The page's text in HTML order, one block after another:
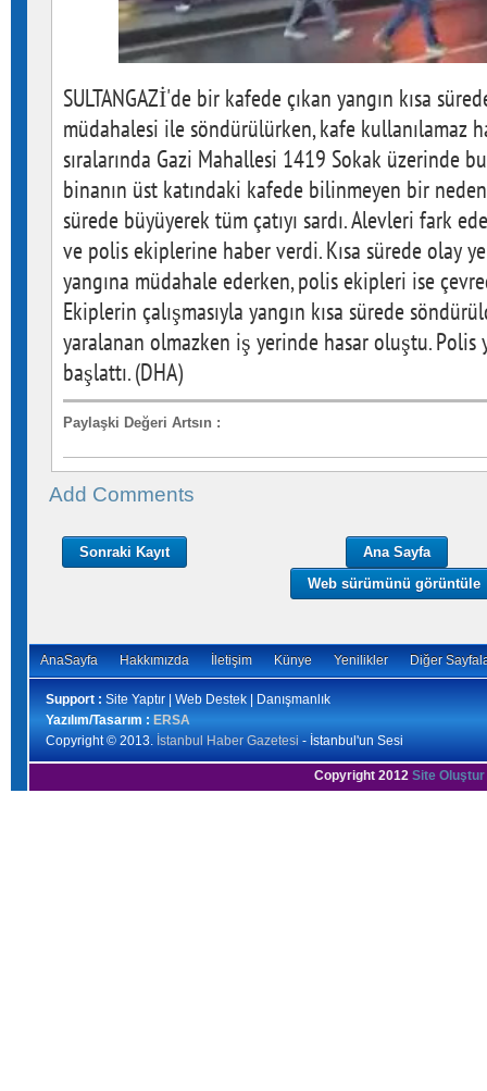
SULTANGAZİ'de bir kafede çıkan yangın kısa
müdahalesi ile söndürülürken, kafe kullanılamaz
sıralarında Gazi Mahallesi 1419 Sokak üzerinde
binanın üst katındaki kafede bilinmeyen bir
sürede büyüyerek tüm çatıyı sardı. Alevleri fark
ve polis ekiplerine haber verdi. Kısa sürede olay
yangına müdahale ederken, polis ekipleri ise
Ekiplerin çalışmasıyla yangın kısa sürede
yaralanan olmazken iş yerinde hasar oluştu.
başlattı. (DHA)
Paylaşki Değeri Artsın :
Add Comments
Sonraki Kayıt
Ana Sayfa
Web sürümünü görüntüle
AnaSayfa Hakkımızda İletişim Künye Yenilikler Diğer
Support : Site Yaptır | Web Destek | Danışmanlık
Yazılım/Tasarım : ERSA
Copyright © 2013. İstanbul Haber Gazetesi - İstanbul'un Sesi
Copyright 2012 Site Oluştur